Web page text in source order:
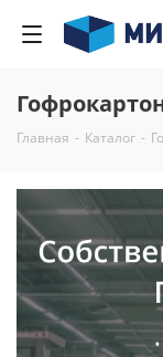
Главная - Каталог -